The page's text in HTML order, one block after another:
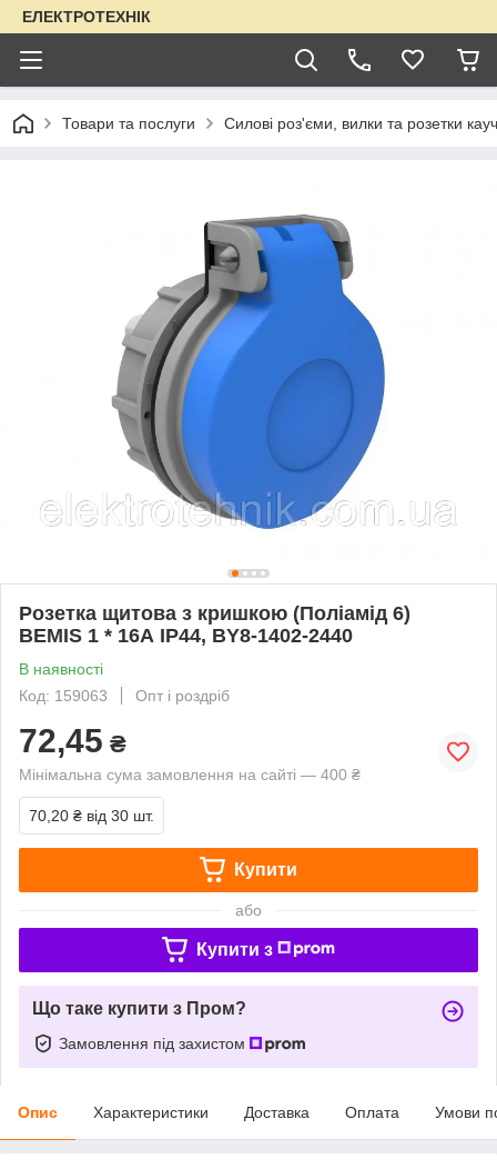
ЕЛЕКТРОТЕХНІК
Товари та послуги Силові роз'єми, вилки та розетки
Розетка щитова з кришкою (Поліамід 6)
BEMIS 1 * 16А IP44, BY8-1402-2440
В наявності
Код: 159063
Опт і роздріб
72,45 ₴
Мінімальна сума замовлення на сайті — 400 ₴
70,20 ₴ від 30 шт.
Купити
або
Купити з
Що таке купити з Пром?
Замовлення під захистом
Опис Характеристики Доставка Оплата Умови